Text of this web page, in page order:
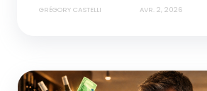
GRÉGORY CASTELLI AVR. 2, 2026